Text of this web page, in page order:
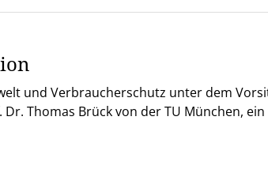
und Verbraucherschutz unter dem
Thomas Brück von der TU München,